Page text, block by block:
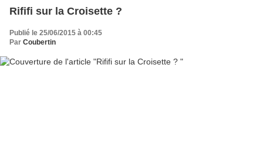
Rififi sur la Croisette ?
Publié le 25/06/2015 à 00:45
Par Coubertin